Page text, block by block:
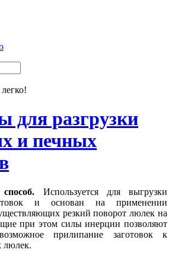
для разгрузки
и печных
Используется для выгрузки
и основан на применении
резкий поворот люлек на
при этом силы инерции позволяют
прилипание заготовок к
люлек.